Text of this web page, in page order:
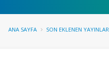
ANA SAYFA SON EKLENEN YAYINLAR